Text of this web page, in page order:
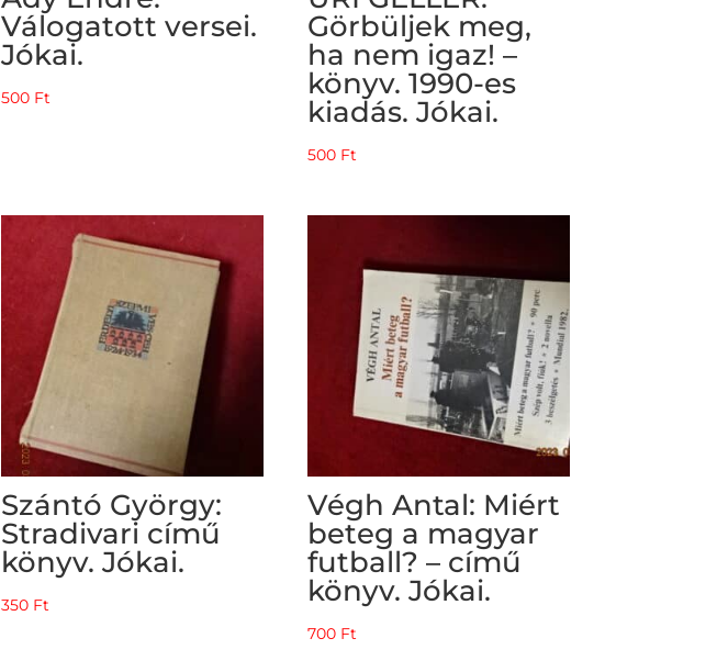
Válogatott versei.
Jókai.
500 Ft
Görbüljek meg,
ha nem igaz! –
könyv. 1990-es
kiadás. Jókai.
500 Ft
Szántó György:
Stradivari című
könyv. Jókai.
350 Ft
Végh Antal: Miért
beteg a magyar
futball? – című
könyv. Jókai.
700 Ft